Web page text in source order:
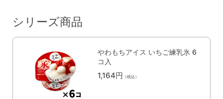
シリーズ商品
やわもちアイス いちご練乳氷 6
コ入
1,164円 （税込）